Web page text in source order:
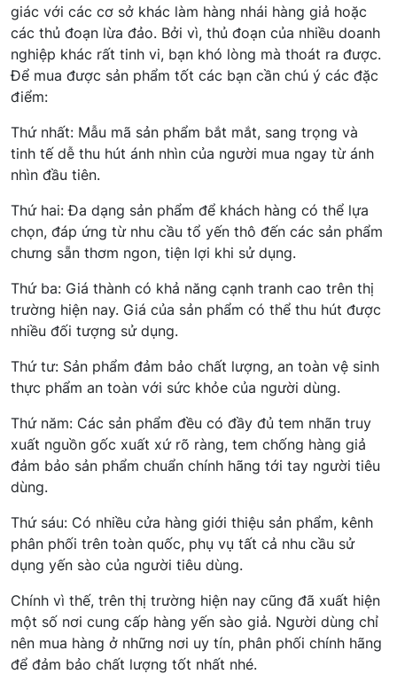
giác với các cơ sở khác làm hàng nhái hàng giả hoặc
các thủ đoạn lừa đảo. Bởi vì, thủ đoạn của nhiều doanh
nghiệp khác rất tinh vi, bạn khó lòng mà thoát ra được.
Để mua được sản phẩm tốt các bạn cần chú ý các đặc
điểm:
Thứ nhất: Mẫu mã sản phẩm bắt mắt, sang trọng và
tinh tế dễ thu hút ánh nhìn của người mua ngay từ ánh
nhìn đầu tiên.
Thứ hai: Đa dạng sản phẩm để khách hàng có thể lựa
chọn, đáp ứng từ nhu cầu tổ yến thô đến các sản phẩm
chưng sẵn thơm ngon, tiện lợi khi sử dụng.
Thứ ba: Giá thành có khả năng cạnh tranh cao trên thị
trường hiện nay. Giá của sản phẩm có thể thu hút được
nhiều đối tượng sử dụng.
Thứ tư: Sản phẩm đảm bảo chất lượng, an toàn vệ sinh
thực phẩm an toàn với sức khỏe của người dùng.
Thứ năm: Các sản phẩm đều có đầy đủ tem nhãn truy
xuất nguồn gốc xuất xứ rõ ràng, tem chống hàng giả
đảm bảo sản phẩm chuẩn chính hãng tới tay người tiêu
dùng.
Thứ sáu: Có nhiều cửa hàng giới thiệu sản phẩm, kênh
phân phối trên toàn quốc, phụ vụ tất cả nhu cầu sử
dụng yến sào của người tiêu dùng.
Chính vì thế, trên thị trường hiện nay cũng đã xuất hiện
một số nơi cung cấp hàng yến sào giả. Người dùng chỉ
nên mua hàng ở những nơi uy tín, phân phối chính hãng
để đảm bảo chất lượng tốt nhất nhé.